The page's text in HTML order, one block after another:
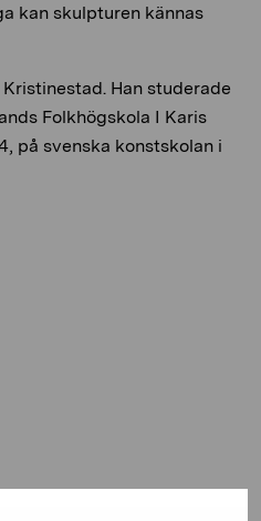
kan skulpturen kännas
Han studerade
Folkhögskola I Karis
på svenska konstskolan i